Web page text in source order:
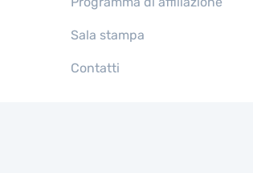
Sala stampa
Contatti